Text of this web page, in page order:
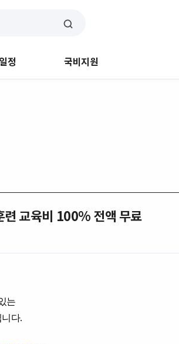
정 국비지원
교육비 100% 전액 무료
는
다.